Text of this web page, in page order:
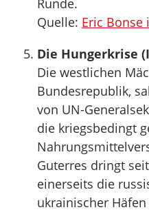
Runde.
Quelle: Eric Bonse
Die Hungerkrise
Die westlichen
Bundesrepublik,
von UN-
die kriegsbedingt
Guterres dringt
einerseits die
ukrainischer